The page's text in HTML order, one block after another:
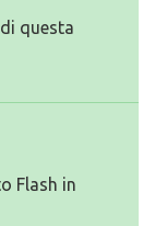
questa
Flash in